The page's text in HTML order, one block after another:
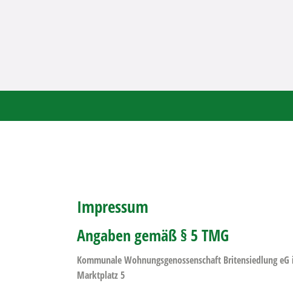
Impressum
Angaben gemäß § 5 TMG
Kommunale Wohnungsgenossenschaft Britensiedlung eG
Marktplatz 5